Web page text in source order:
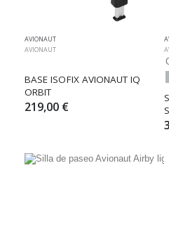
AVIONAUT
AVIONAUT
BASE ISOFIX AVIONAUT IQ
ORBIT
219,00 €